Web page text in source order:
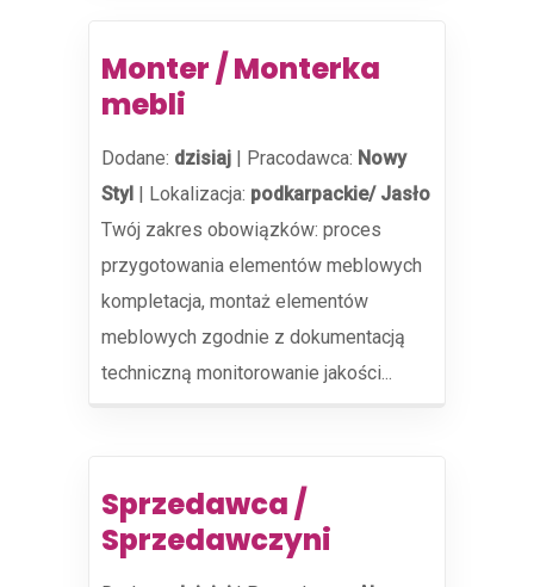
Monter / Monterka
mebli
Dodane: dzisiaj | Pracodawca: Nowy
Styl | Lokalizacja: podkarpackie/ Jasło
Twój zakres obowiązków: proces
przygotowania elementów meblowych
kompletacja, montaż elementów
meblowych zgodnie z dokumentacją
techniczną monitorowanie jakości...
Sprzedawca /
Sprzedawczyni